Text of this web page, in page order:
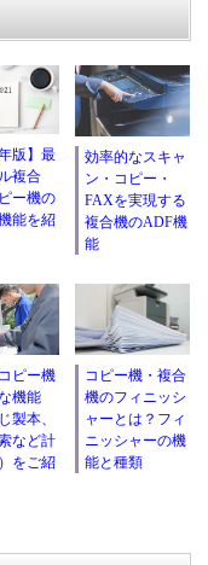
年版】最
複合
ー機の
能を紹
効率的なスキャ
ン・コピー・
FAXを実現する
複合機のADF機
能
ピー機
機能
製本、
など計
をご紹
コピー機・複合
機のフィニッシ
ャーとは？フィ
ニッシャーの機
能と種類